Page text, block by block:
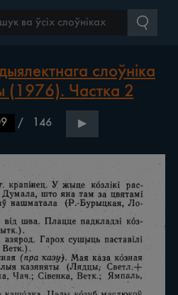
слоўніка
(1976). Частка 2
/ 146 ▶